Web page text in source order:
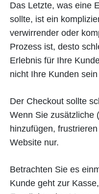
Das Letzte, was eine
sollte, ist ein
verwirrender oder
Prozess ist, desto
Erlebnis für Ihre
nicht Ihre Kunden
Der Checkout sollte
Wenn Sie zusätzliche
hinzufügen,
Website nur.
Betrachten Sie es
Kunde geht zur